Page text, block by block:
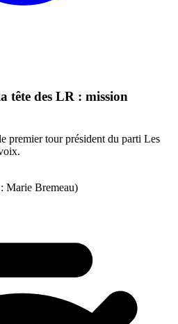
tête des LR : mission
premier tour président du parti Les
Marie Bremeau)